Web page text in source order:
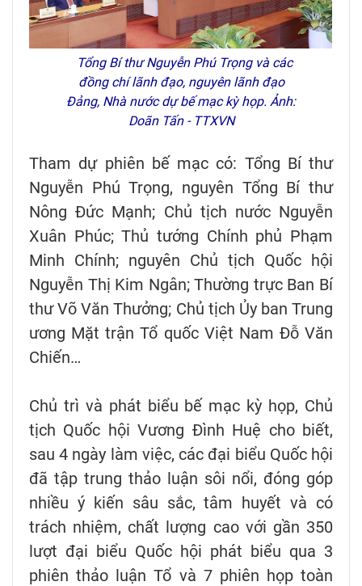
Tổng Bí thư Nguyễn Phú Trọng và các
đồng chí lãnh đạo, nguyên lãnh đạo
Đảng, Nhà nước dự bế mạc kỳ họp. Ảnh:
Doãn Tấn - TTXVN
Tham dự phiên bế mạc có: Tổng Bí thư
Nguyễn Phú Trọng, nguyên Tổng Bí thư
Nông Đức Mạnh; Chủ tịch nước Nguyễn
Xuân Phúc; Thủ tướng Chính phủ Phạm
Minh Chính; nguyên Chủ tịch Quốc hội
Nguyễn Thị Kim Ngân; Thường trực Ban Bí
thư Võ Văn Thưởng; Chủ tịch Ủy ban Trung
ương Mặt trận Tổ quốc Việt Nam Đỗ Văn
Chiến…
Chủ trì và phát biểu bế mạc kỳ họp, Chủ
tịch Quốc hội Vương Đình Huệ cho biết,
sau 4 ngày làm việc, các đại biểu Quốc hội
đã tập trung thảo luận sôi nổi, đóng góp
nhiều ý kiến sâu sắc, tâm huyết và có
trách nhiệm, chất lượng cao với gần 350
lượt đại biểu Quốc hội phát biểu qua 3
phiên thảo luận Tổ và 7 phiên họp toàn